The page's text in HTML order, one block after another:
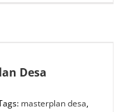
Desa
masterplan desa,